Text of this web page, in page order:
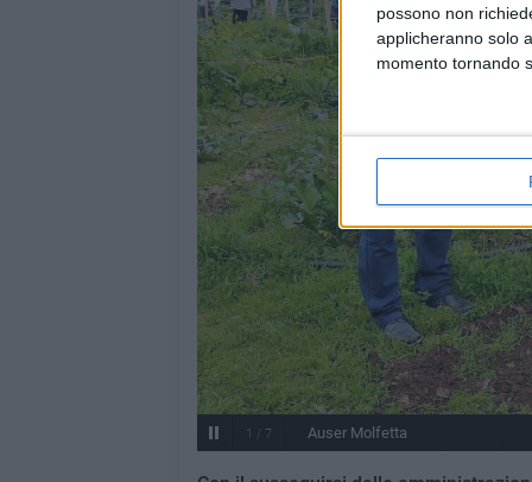
possono non
applicheranno solo
momento tornando
1 / 7 Auser Molfetta